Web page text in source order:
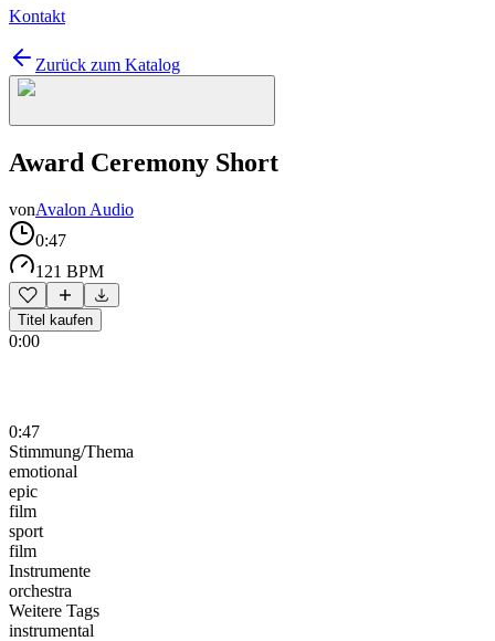
Kontakt
Zurück zum Katalog
Award Ceremony Short
vonAvalon Audio
0:47
121 BPM
Titel kaufen
0:00
0:47
Stimmung/Thema
emotional
epic
film
sport
film
Instrumente
orchestra
Weitere Tags
instrumental